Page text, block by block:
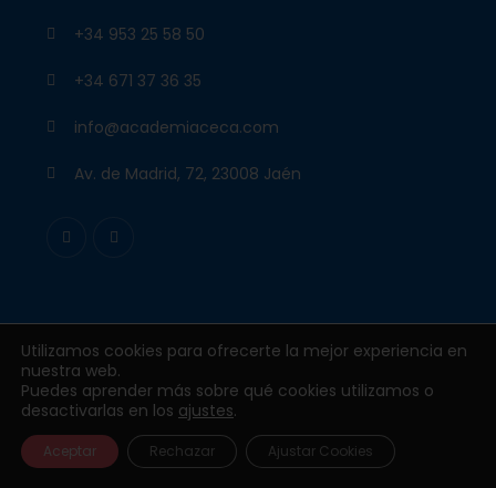
+34 953 25 58 50
+34 671 37 36 35
info@academiaceca.com
Av. de Madrid, 72, 23008 Jaén
Todos los derechos reservados © 2026
academiaceca.es
Aviso Legal y privacidad Política de cookies
Utilizamos cookies para ofrecerte la mejor experiencia en
nuestra web.
Puedes aprender más sobre qué cookies utilizamos o
desactivarlas en los ajustes.
Aceptar Rechazar Ajustar Cookies